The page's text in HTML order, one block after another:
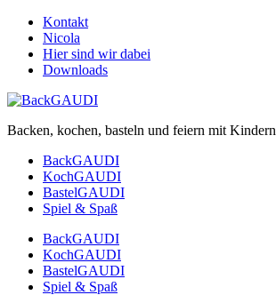
Kontakt
Nicola
Hier sind wir dabei
Downloads
Backen, kochen, basteln und feiern mit Kindern
BackGAUDI
KochGAUDI
BastelGAUDI
Spiel & Spaß
BackGAUDI
KochGAUDI
BastelGAUDI
Spiel & Spaß